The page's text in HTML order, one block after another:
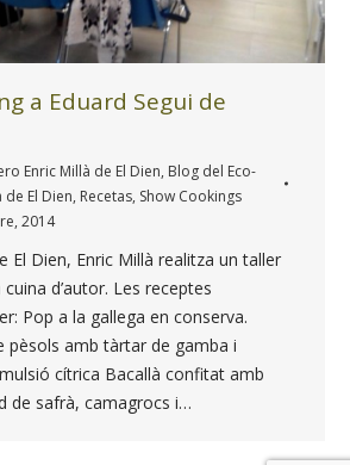
a Eduard Segui de
Enric Millà de El Dien, Blog del Eco-
El Dien, Recetas, Show Cookings
2014
Dien, Enric Millà realitza un taller
d’autor. Les receptes
Pop a la gallega en conserva.
pèsols amb tàrtar de gamba i
cítrica Bacallà confitat amb
de safrà, camagrocs i…